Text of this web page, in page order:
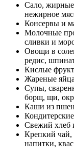
Сало, жирные
нежирное
Консервы и
Молочные
сливки и
Овощи в
редис,
Кислые
Жареные
Супы,
борщ, щи,
Каши из
Свежий хлеб
Крепкий чай,
напитки,